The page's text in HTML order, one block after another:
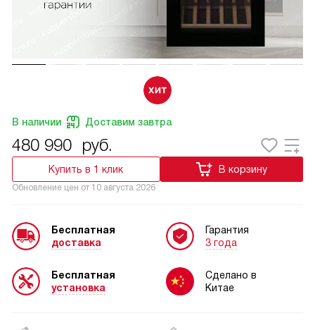
В наличии Доставим завтра
480 990 руб.
Купить в 1 клик В корзину
Обновление цен от 10 августа 2026
Бесплатная
доставка
Бесплатная
установка
Гарантия
3 года
Сделано в
Китае